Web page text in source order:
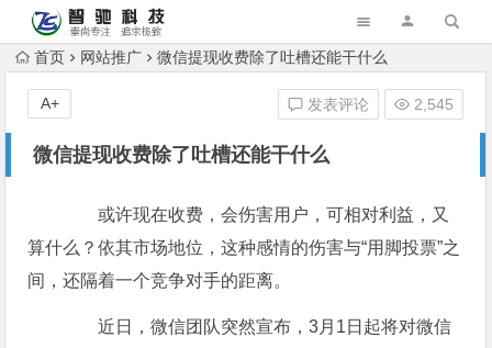
首页 网站推广 微信提现收费除了吐槽还能干什么
微信提现收费除了吐槽还能干什么
发表评论 2,545
A+
或许现在收费，会伤害用户，可相对利益，又
算什么？依其市场地位，这种感情的伤害与“用脚投票”之
间，还隔着一个竞争对手的距离。
近日，微信团队突然宣布，3月1日起将对微信